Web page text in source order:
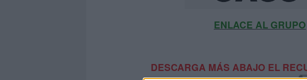
ENLACE AL GRUPO
DESCARGA MÁS ABAJO EL